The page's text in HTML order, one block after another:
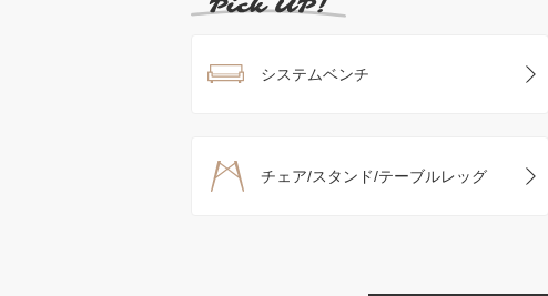
システムベンチ
チェア/スタンド/テーブルレッグ